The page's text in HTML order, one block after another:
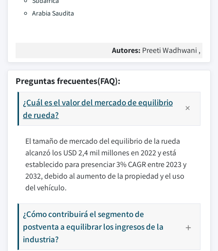
Arabia Saudita
Autores: Preeti Wadhwani ,
Preguntas frecuentes(FAQ):
¿Cuál es el valor del mercado de equilibrio
de rueda?
El tamaño de mercado del equilibrio de la rueda
alcanzó los USD 2,4 mil millones en 2022 y está
establecido para presenciar 3% CAGR entre 2023 y
2032, debido al aumento de la propiedad y el uso
del vehículo.
¿Cómo contribuirá el segmento de
postventa a equilibrar los ingresos de la
industria?